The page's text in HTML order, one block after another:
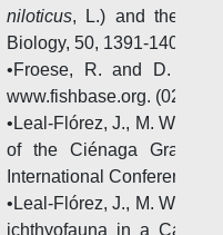
niloticus, L.) and the
Biology, 50, 1391-1403.
•Froese, R. and D.
www.fishbase.org. (02/
•Leal-Flórez, J., M. Wolf
of the Ciénaga Grande
International Conference
•Leal-Flórez, J., M. Wolf
ichthyofauna in a